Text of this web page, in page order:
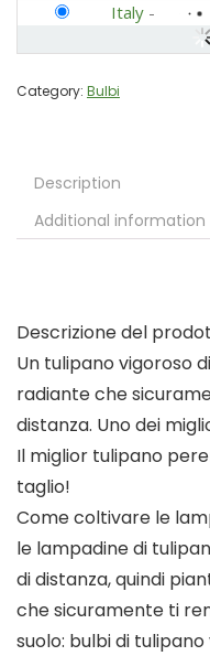
Italy -
Category: Bulbi
Description
Additional information
Descrizione del
Un tulipano vigoroso
radiante che
distanza. Uno dei
Il miglior tulipano
taglio!
Come coltivare le
le lampadine di
di distanza, quindi
che sicuramente ti
suolo: bulbi di